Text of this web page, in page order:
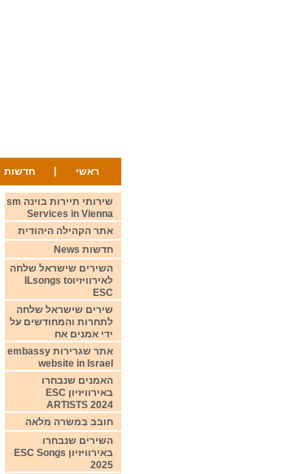
ראשי חדשות
שירותי תיירות בוינה sm
Services in Vienna
אתר הקהילה היהודית
חדשות News
השירים שישראל שלחה
לאירוויזיוILsongs to
ESC
שירים שישראל שלחה
לתחרות והמחודשים על
ידי אמנים אח
אתר שגרירות embassy
website in Israel
האמנים שנבחרו
באירוויזיון ESC
ARTISTS 2024
חובב במשרה מלאה
השירים שנבחרו
באירוויזיון ESC Songs
2025